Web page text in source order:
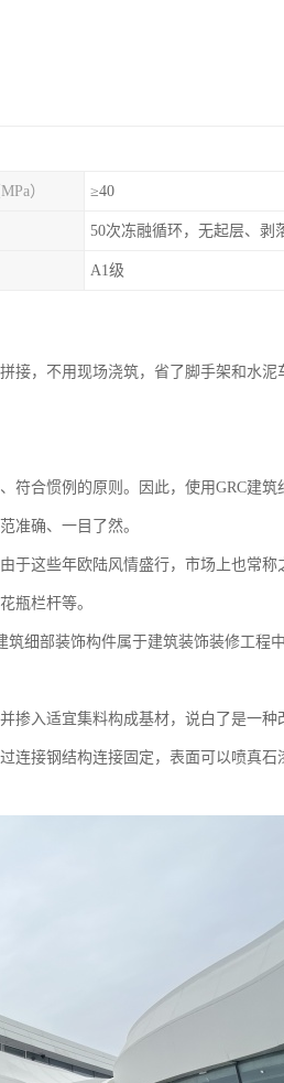
） ≥40
50次冻融循环，无起层、剥
A1级
接，不用现场浇筑，省了脚手架和水泥
合惯例的原则。因此，使用GRC建筑
准确、一目了然。
这些年欧陆风情盛行，市场上也常称
瓶栏杆等。
细部装饰构件属于建筑装饰装修工程
入适宜集料构成基材，说白了是一种
连接钢结构连接固定，表面可以喷真石